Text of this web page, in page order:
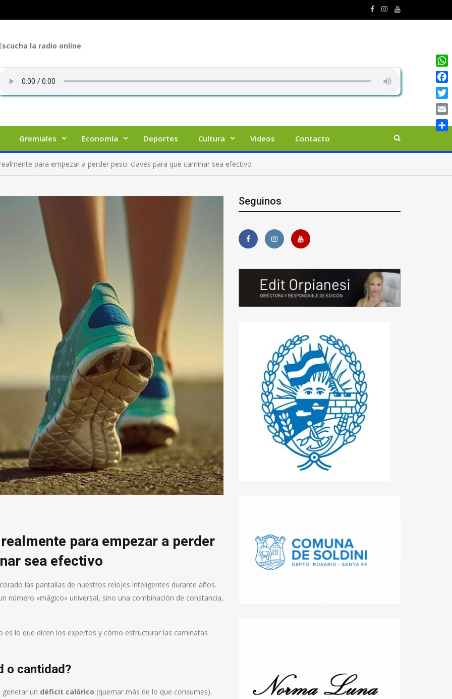
la radio online
Gremiales Economía Deportes Cultura Videos Contacto
para empezar a perder peso: claves para que caminar sea efectivo
para empezar a perder
sea efectivo
las pantallas de nuestros relojes inteligentes durante años.
número «mágico» universal, sino una combinación de constancia,
es lo que dicen los expertos y cómo estructurar las caminatas
o cantidad?
un déficit calórico (quemar más de lo que consumes).
Seguinos